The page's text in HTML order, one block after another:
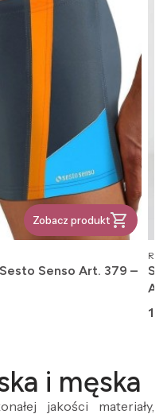
Zobacz produkt
Senso Art. 379 –
i męska
jakości materiały,